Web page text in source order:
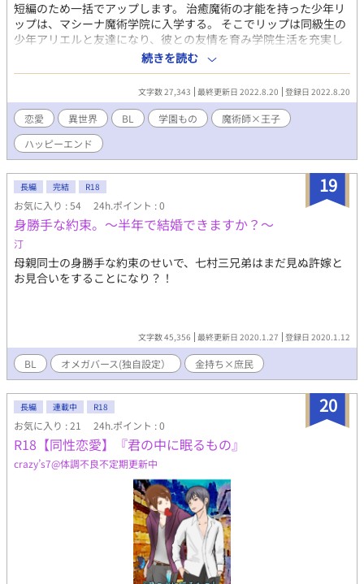
短編のため一括でアップします。 治癒魔術の才能を持った少年リ
ップは、マシーナ魔術学院に入学する。 そこでリップは同級生の
少年アリエルと友達になり、彼との友情を育み学院生活を充実し
たものにできればよかったのだが、リップがアリエルに抱いたの
は恋心だった。 同性の友人に恋をしている。その想いを隠して学
院生活を送るリップだったが……。 ［04］［05］［06］にR18な
シーンがあります。 ［EX］は王子の監視役女騎士視点。バッドエ
ンドなので、その点ご了承ください。 主人公たちはハピエンの
ままです。 ※連載中の【BL・18R】「緋水緑家の三兄弟」もよか
ったら読んでみてください。
続きを読む
文字数 27,343 最終更新日 2022.8.20 登録日 2022.8.20
恋愛 異世界 BL 学園もの
魔術師×王子
ハッピーエンド
19
長編 完結 R18
お気に入り : 54 24h.ポイント : 0
身勝手な約束。〜半年で結婚できますか？〜
汀
母親同士の身勝手な約束のせいで、七村三兄弟はまだ見ぬ許嫁と
お見合いをすることになり？！
文字数 45,356 最終更新日 2020.1.27 登録日 2020.1.12
BL オメガバース(独自設定） 金持ち×庶民
20
長編 連載中 R18
お気に入り : 21 24h.ポイント : 0
R18【同性恋愛】『君の中に眠るもの』
crazy’s7@体調不良不定期更新中